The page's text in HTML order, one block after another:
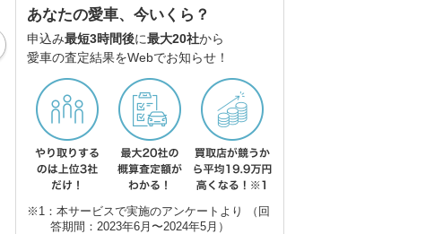
ホンダ オデッセイ ホンダ フリード
あなたの愛車、今いくら？
申込み最短3時間後に最大20社から
愛車の査定結果をWebでお知らせ！
※1：本サービスで実施のアンケートより （回
答期間：2023年6月〜2024年5月）